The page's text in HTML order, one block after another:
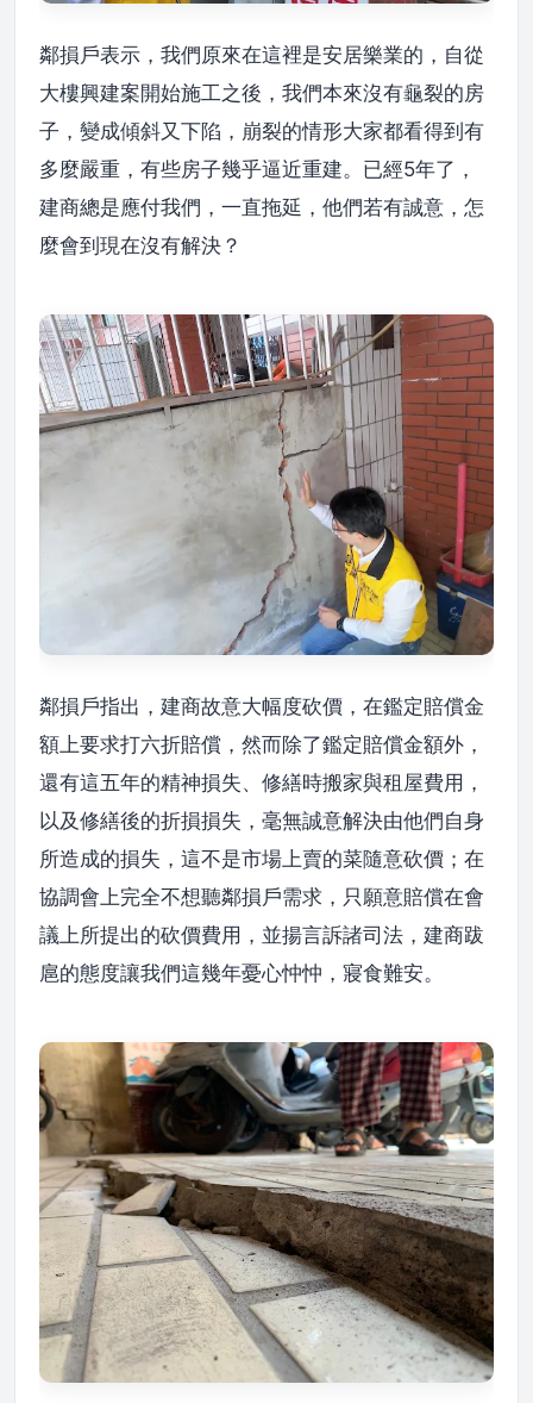
鄰損戶表示，我們原來在這裡是安居樂業的，自從
大樓興建案開始施工之後，我們本來沒有龜裂的房
子，變成傾斜又下陷，崩裂的情形大家都看得到有
多麼嚴重，有些房子幾乎逼近重建。已經5年了，
建商總是應付我們，一直拖延，他們若有誠意，怎
麼會到現在沒有解決？
鄰損戶指出，建商故意大幅度砍價，在鑑定賠償金
額上要求打六折賠償，然而除了鑑定賠償金額外，
還有這五年的精神損失、修繕時搬家與租屋費用，
以及修繕後的折損損失，毫無誠意解決由他們自身
所造成的損失，這不是市場上賣的菜隨意砍價；在
協調會上完全不想聽鄰損戶需求，只願意賠償在會
議上所提出的砍價費用，並揚言訴諸司法，建商跋
扈的態度讓我們這幾年憂心忡忡，寢食難安。